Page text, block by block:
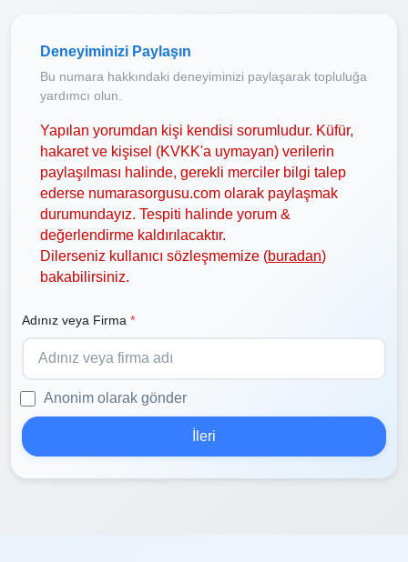
Deneyiminizi Paylaşın
Bu numara hakkındaki deneyiminizi paylaşarak topluluğa
yardımcı olun.
Yapılan yorumdan kişi kendisi sorumludur. Küfür,
hakaret ve kişisel (KVKK'a uymayan) verilerin
paylaşılması halinde, gerekli merciler bilgi talep
ederse numarasorgusu.com olarak paylaşmak
durumundayız. Tespiti halinde yorum &
değerlendirme kaldırılacaktır.
Dilerseniz kullanıcı sözleşmemize (buradan)
bakabilirsiniz.
Adınız veya Firma *
Anonim olarak gönder
İleri